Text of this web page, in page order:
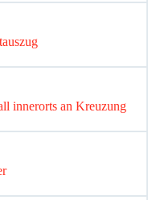
inner­orts an Kreu­zung